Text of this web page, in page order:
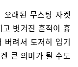
래된 무스탕 자켓
벗겨진 흔적이 흉
버려서 도저히 입기
큰 의미가 될 수도